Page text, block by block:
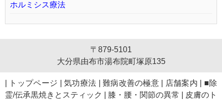
ホルミシス療法
〒879-5101
大分県由布市湯布院町塚原135
トップページ 気功療法 難病改善の極意 店舗案内
■除
霊/伝承黒焼きとスティック
膝・腰・関節の異常
皮膚のト